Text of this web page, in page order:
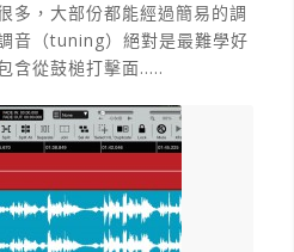
多，大部份都能經過簡易的調
音（tuning）絕對是最難學好
含從鼓槌打擊面.....